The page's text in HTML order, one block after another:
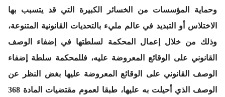
وحماية المؤسسات من الخسائر الكبيرة التي قد يتسبب بها
الاختلاس أو التبديد في عالم مليء بالتحديات القانونية المتنوعة،
وذلك من خلال إعمال المحكمة لسلطتها في إضفاء الوصف
القانوني على الوقائع المعروضة عليه، فللمحكمة سلطة إضفاء
الوصف القانوني على الوقائع المعروضة عليها بغض النظر عن
الوصف الذي أحيلت به عليها، طبقا لعموم مقتضيات المادة 368